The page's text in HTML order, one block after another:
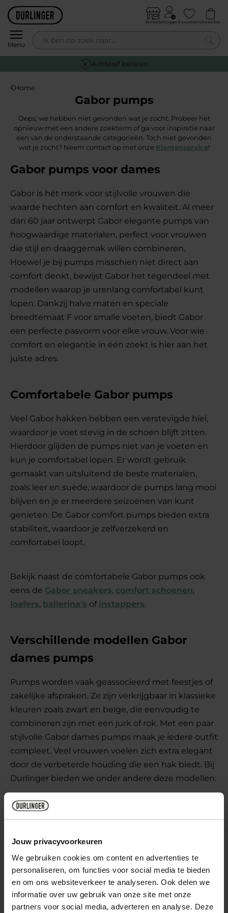
Jouw privacyvoorkeuren
We gebruiken cookies om content en advertenties te
personaliseren, om functies voor social media te bieden
en om ons websiteverkeer te analyseren. Ook delen we
informatie over uw gebruik van onze site met onze
partners voor social media, adverteren en analyse. Deze
Skip to content
Menu
WinkelsInloggenFavorietenWinkeltas
0
Achteraf betalen
Home
Gabor pumps
Oeps, we hebben niet gevonden wat je zocht. Probeer het
opnieuw met een andere zoekterm of ga voor inspiratie naar
een van de onderstaande categorieën. Toch niet gevonden
wat je zocht? Neem contact op met onze Klantenservice!
Gabor pumps voor dames
Gabor is hét merk voor stijlvolle vrouwen die
waarde hechten aan comfort en kwaliteit. Al meer
dan 60 jaar ontwerpt Gabor elegante pumps van
hoogwaardige materialen, perfect voor vrouwen
die stijl en draaggemak willen combineren.
Hoewel je bij pumps misschien niet direct aan
comfort denkt, bewijst Gabor het tegendeel met
modellen waarop je urenlang comfortabel kunt
lopen. Dankzij halve maten en speciale
breedtemaat F voor smalle voeten, biedt Gabor
een perfecte pasvorm voor elke vrouw. Voor wie
comfort en elegantie in één zoekt is hier aan het
juiste adres.
Comfortabele Gabor pumps
Veel Gabor hakken hebben een verstevigde hiel,
waardoor je voet stevig in de schoen blijft zitten.
Hierdoor glijden de pumps niet van je voeten en
kun je comfortabel lopen. Er wordt gebruik
gemaakt van uitsluitend de beste materialen,
zoals leer en suède, waardoor de pumps lang mooi
blijven en je er meerdere seizoenen van kunt
genieten. De Gabor comfort pumps bieden extra
stabiliteit, waardoor je zelfverzekerd en
comfortabel loopt.
Bekijk naast de comfortabele Gabor pumps ook
eens de Gabor sneakers, comfort schoenen,
loafers, ballerina's of instappers.
Verschillende modellen Gabor
dames pumps
Pumps worden vaak geassocieerd met feestjes of
zakelijke afspraken. Ze zijn verkrijgbaar in klassieke
kleuren zoals zwart en beige, die eenvoudig te
combineren zijn met een jurk of rok. Met een paar
stijlvolle Gabor dames pumps maak je iedere outfit
compleet. Veel vrouwen voelen zich extra elegant
door de verbeterde houding die een hak biedt. Bij
Durlinger bieden we onder andere deze modellen:
Gabor pumps met bandje
en comfort dankzij de verstelbare sluiting. Dit
model is perfect voor wie op zoek is naar een
elegante pump die de voet stevig op zijn plek
houdt.